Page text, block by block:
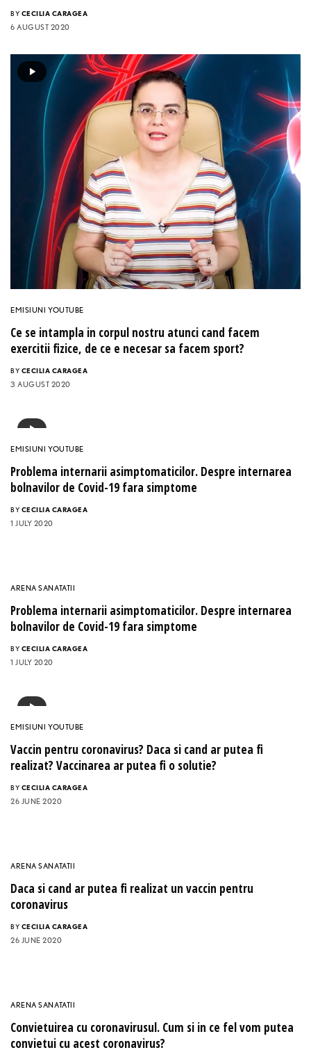
BY CECILIA CARAGEA
6 AUGUST 2020
EMISIUNI YOUTUBE
Ce se intampla in corpul nostru atunci cand facem
exercitii fizice, de ce e necesar sa facem sport?
BY CECILIA CARAGEA
3 AUGUST 2020
EMISIUNI YOUTUBE
Problema internarii asimptomaticilor. Despre internarea
bolnavilor de Covid-19 fara simptome
BY CECILIA CARAGEA
1 JULY 2020
ARENA SANATATII
Problema internarii asimptomaticilor. Despre internarea
bolnavilor de Covid-19 fara simptome
BY CECILIA CARAGEA
1 JULY 2020
EMISIUNI YOUTUBE
Vaccin pentru coronavirus? Daca si cand ar putea fi
realizat? Vaccinarea ar putea fi o solutie?
BY CECILIA CARAGEA
26 JUNE 2020
ARENA SANATATII
Daca si cand ar putea fi realizat un vaccin pentru
coronavirus
BY CECILIA CARAGEA
26 JUNE 2020
ARENA SANATATII
Convietuirea cu coronavirusul. Cum si in ce fel vom putea
convietui cu acest coronavirus?